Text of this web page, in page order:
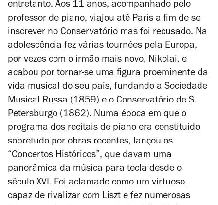
entretanto. Aos 11 anos, acompanhado pelo
professor de piano, viajou até Paris a fim de se
inscrever no Conservatório mas foi recusado. Na
adolescência fez várias tournées pela Europa,
por vezes com o irmão mais novo, Nikolai, e
acabou por tornar-se uma figura proeminente da
vida musical do seu país, fundando a Sociedade
Musical Russa (1859) e o Conservatório de S.
Petersburgo (1862). Numa época em que o
programa dos recitais de piano era constituído
sobretudo por obras recentes, lançou os
“Concertos Históricos”, que davam uma
panorâmica da música para tecla desde o
século XVI. Foi aclamado como um virtuoso
capaz de rivalizar com Liszt e fez numerosas